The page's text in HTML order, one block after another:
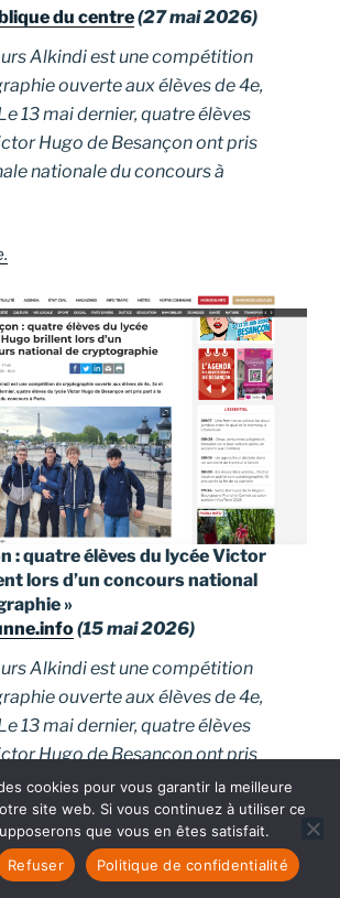
du centre(27 mai 2026)
Alkindi est une compétition
ouverte aux élèves de 4e,
13 mai dernier, quatre élèves
Hugo de Besançon ont pris
nationale du concours à
: quatre élèves du lycée Victor
lors d’un concours national
»
(15 mai 2026)
Alkindi est une compétition
ouverte aux élèves de 4e,
13 mai dernier, quatre élèves
Hugo de Besançon ont pris
nationale du concours à
cookies pour vous garantir la meilleure
site web. Si vous continuez à utiliser ce
que vous en êtes satisfait.
Refuser Politique de confidentialité